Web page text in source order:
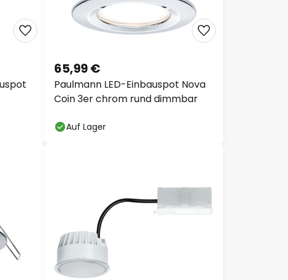
Paulmann LED-Einbauspot Nova
Coin 3er chrom rund dimmbar
65,99 €
Auf Lager